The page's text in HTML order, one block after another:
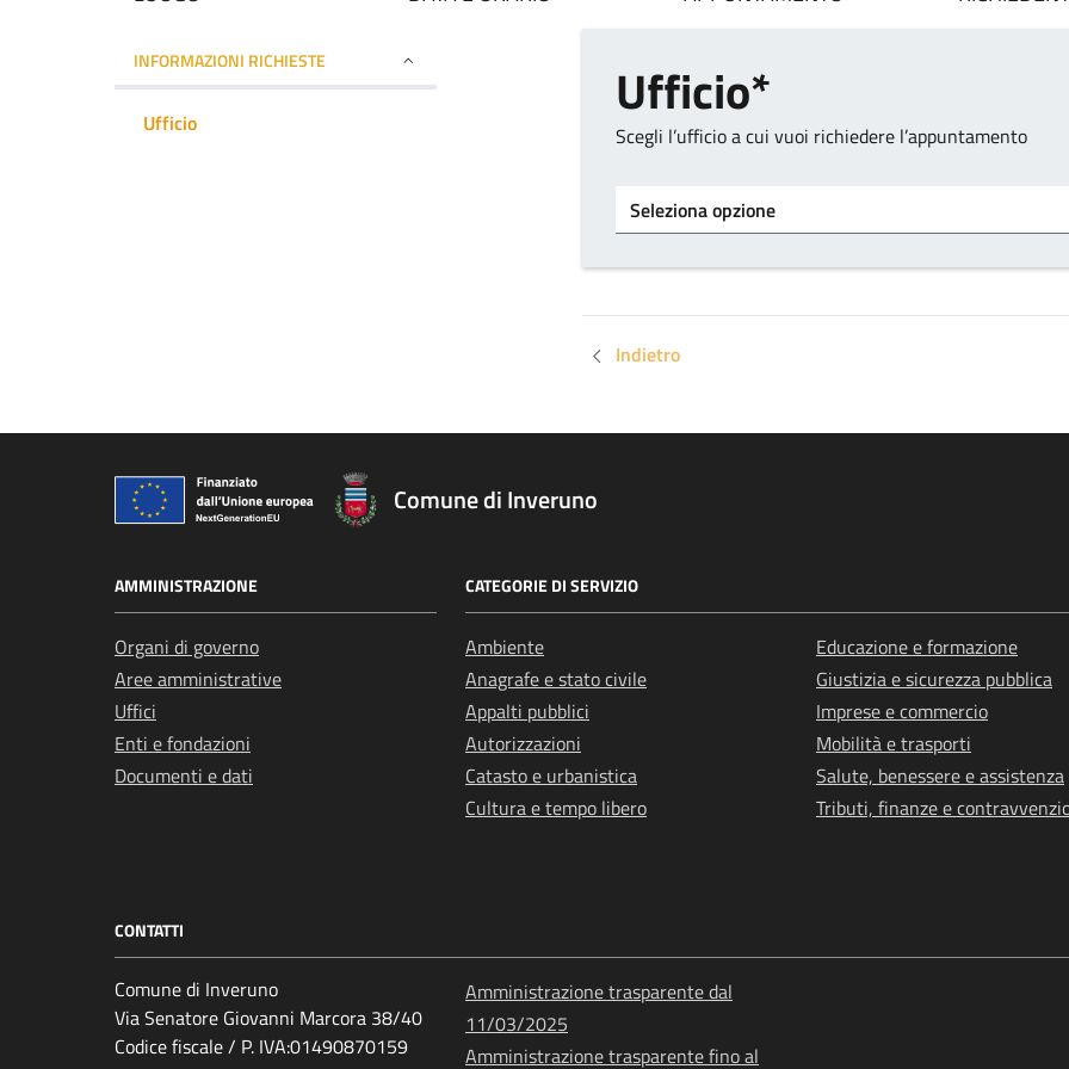
INFORMAZIONI RICHIESTE
Ufficio Ufficio*
Scegli l’ufficio a cui vuoi richiedere l’appuntamento
Tipo di ufficio
Indietro
Comune di Inveruno
AMMINISTRAZIONE
Organi di governo
Aree amministrative
Uffici
Enti e fondazioni
Documenti e dati
CATEGORIE DI SERVIZIO
Ambiente
Anagrafe e stato civile
Appalti pubblici
Autorizzazioni
Catasto e urbanistica
Cultura e tempo libero
Educazione e formazione
Giustizia e sicurezza pubblica
Imprese e commercio
Mobilità e trasporti
Salute, benessere e assistenza
Tributi, finanze e
CONTATTI
Comune di Inveruno
Via Senatore Giovanni Marcora 38/40
Codice fiscale / P. IVA:01490870159
Amministrazione trasparente dal
11/03/2025
Amministrazione trasparente fino al